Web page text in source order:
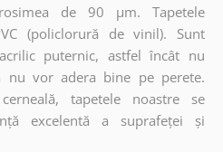
de 90 µm. Tapetele
(policlorură de vinil). Sunt
puternic, astfel încât nu
vor adera bine pe perete.
tapetele noastre se
excelentă a suprafeței și